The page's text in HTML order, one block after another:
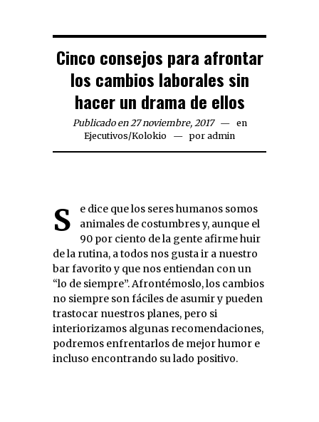
Cinco consejos para afrontar
los cambios laborales sin
hacer un drama de ellos
Publicado en 27 noviembre, 2017
en
Ejecutivos/Kolokio por admin
Se dice que los seres humanos somos
animales de costumbres y, aunque el
90 por ciento de la gente afirme huir
de la rutina, a todos nos gusta ir a nuestro
bar favorito y que nos entiendan con un
“lo de siempre”. Afrontémoslo, los cambios
no siempre son fáciles de asumir y pueden
trastocar nuestros planes, pero si
interiorizamos algunas recomendaciones,
podremos enfrentarlos de mejor humor e
incluso encontrando su lado positivo.